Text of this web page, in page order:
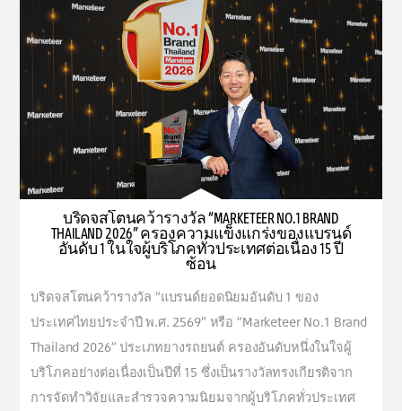
บริดจสโตนคว้ารางวัล “MARKETEER NO.1 BRAND
THAILAND 2026” ครองความแข็งแกร่งของแบรนด์
อันดับ 1 ในใจผู้บริโภคทั่วประเทศต่อเนื่อง 15 ปี
ซ้อน
บริดจสโตนคว้ารางวัล “แบรนด์ยอดนิยมอันดับ 1 ของ
ประเทศไทยประจำปี พ.ศ. 2569” หรือ “Marketeer No.1 Brand
Thailand 2026” ประเภทยางรถยนต์ ครองอันดับหนึ่งในใจผู้
บริโภคอย่างต่อเนื่องเป็นปีที่ 15 ซึ่งเป็นรางวัลทรงเกียรติจาก
การจัดทำวิจัยและสํารวจความนิยมจากผู้บริโภคทั่วประเทศ